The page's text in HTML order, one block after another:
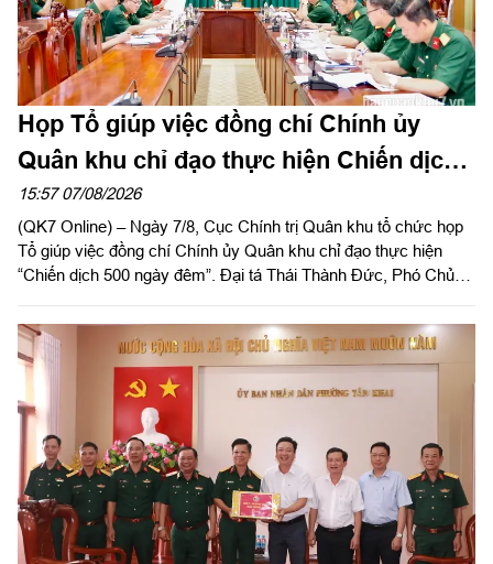
Họp Tổ giúp việc đồng chí Chính ủy
Quân khu chỉ đạo thực hiện Chiến dịch
500 ngày đêm
15:57 07/08/2026
(QK7 Online) – Ngày 7/8, Cục Chính trị Quân khu tổ chức họp
Tổ giúp việc đồng chí Chính ủy Quân khu chỉ đạo thực hiện
“Chiến dịch 500 ngày đêm”. Đại tá Thái Thành Đức, Phó Chủ